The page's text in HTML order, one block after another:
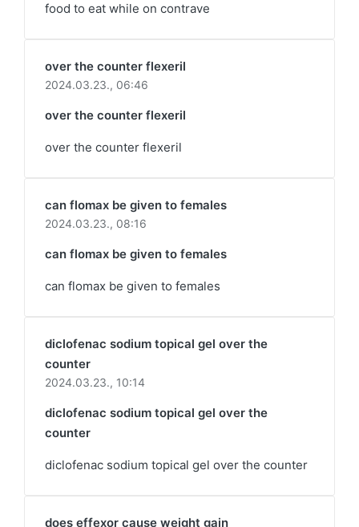
food to eat while on contrave
over the counter flexeril
2024.03.23., 06:46
over the counter flexeril
over the counter flexeril
can flomax be given to females
2024.03.23., 08:16
can flomax be given to females
can flomax be given to females
diclofenac sodium topical gel over the
counter
2024.03.23., 10:14
diclofenac sodium topical gel over the
counter
diclofenac sodium topical gel over the counter
does effexor cause weight gain